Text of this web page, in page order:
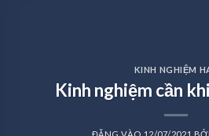
KINH NGHIỆM
Kinh nghiệm cần